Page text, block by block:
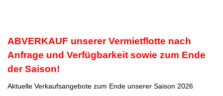
ABVERKAUF unserer Vermietflotte nach
Anfrage und Verfügbarkeit sowie zum Ende
der Saison!
Aktuelle Verkaufsangebote zum Ende unserer Saison 2026